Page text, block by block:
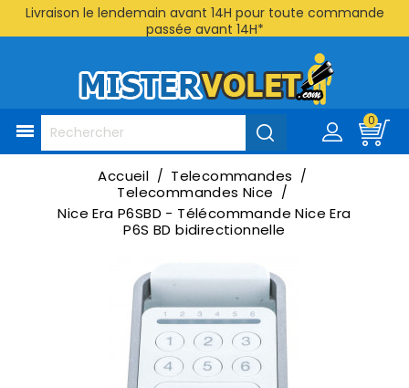
Livraison le lendemain avant 14H pour toute commande
passée avant 14H*

0
Accueil
Telecommandes
Telecommandes Nice
Nice Era P6SBD - Télécommande Nice Era
P6S BD bidirectionnelle